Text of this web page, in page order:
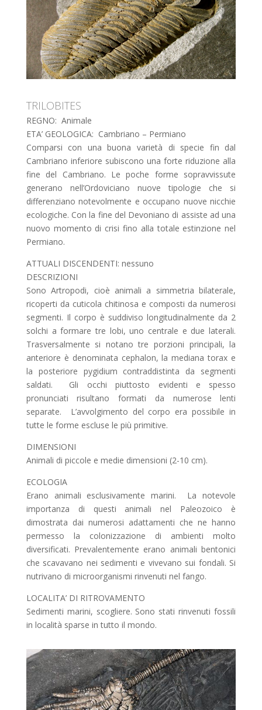
TRILOBITES
REGNO: Animale
ETA’ GEOLOGICA: Cambriano – Permiano
Comparsi con una buona varietà di specie fin dal
Cambriano inferiore subiscono una forte riduzione alla
fine del Cambriano. Le poche forme sopravvissute
generano nell’Ordoviciano nuove tipologie che si
differenziano notevolmente e occupano nuove nicchie
ecologiche. Con la fine del Devoniano di assiste ad una
nuovo momento di crisi fino alla totale estinzione nel
Permiano.
ATTUALI DISCENDENTI: nessuno
DESCRIZIONI
Sono Artropodi, cioè animali a simmetria bilaterale,
ricoperti da cuticola chitinosa e composti da numerosi
segmenti. Il corpo è suddiviso longitudinalmente da 2
solchi a formare tre lobi, uno centrale e due laterali.
Trasversalmente si notano tre porzioni principali, la
anteriore è denominata cephalon, la mediana torax e
la posteriore pygidium contraddistinta da segmenti
saldati. Gli occhi piuttosto evidenti e spesso
pronunciati risultano formati da numerose lenti
separate. L’avvolgimento del corpo era possibile in
tutte le forme escluse le più primitive.
DIMENSIONI
Animali di piccole e medie dimensioni (2-10 cm).
ECOLOGIA
Erano animali esclusivamente marini. La notevole
importanza di questi animali nel Paleozoico è
dimostrata dai numerosi adattamenti che ne hanno
permesso la colonizzazione di ambienti molto
diversificati. Prevalentemente erano animali bentonici
che scavavano nei sedimenti e vivevano sui fondali. Si
nutrivano di microorganismi rinvenuti nel fango.
LOCALITA’ DI RITROVAMENTO
Sedimenti marini, scogliere. Sono stati rinvenuti fossili
in località sparse in tutto il mondo.